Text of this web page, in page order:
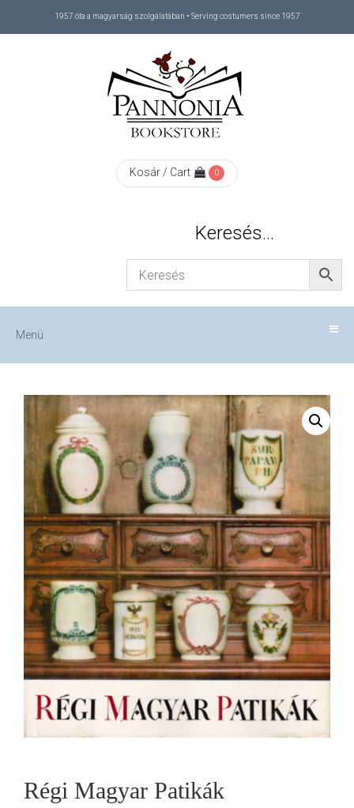
1957 óta a magyarság szolgálatában • Serving costumers since 1957
Kosár / Cart 0
Keresés…
Menü
SHOP
KAPCSOLAT
CONTACT
US
Régi Magyar Patikák